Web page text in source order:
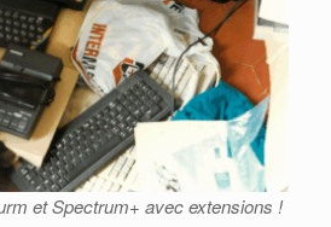
et Spectrum+ avec extensions !